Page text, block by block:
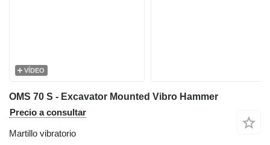
VÍDEO
OMS 70 S - Excavator Mounted Vibro Hammer
Precio a consultar
Martillo vibratorio